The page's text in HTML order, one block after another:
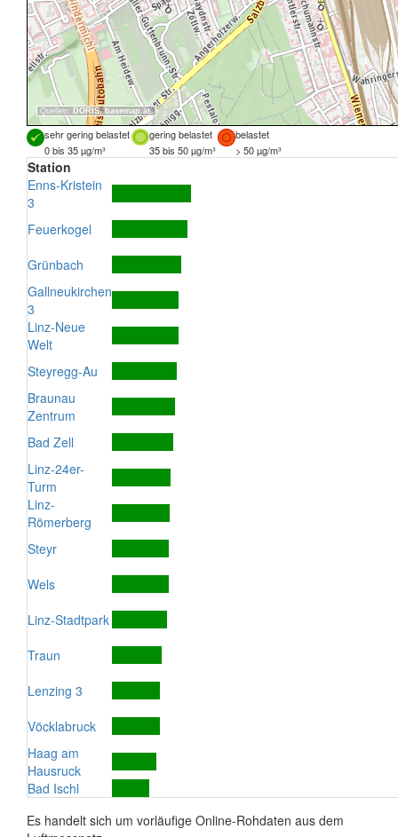
Quellen: DORIS, basemap.at
sehr gering belastet gering belastet
belastet
0 bis 35 µg/m³
35 bis 50 µg/m³ > 50 µg/m³
Station
Enns-Kristein
3
Feuerkogel
Grünbach
Gallneukirchen
3
Linz-Neue
Welt
Steyregg-Au
Braunau
Zentrum
Bad Zell
Linz-24er-
Turm
Linz-
Römerberg
Steyr
Wels
Linz-Stadtpark
Traun
Lenzing 3
Vöcklabruck
Haag am
Hausruck
Bad Ischl
Es handelt sich um vorläufige Online-Rohdaten aus dem